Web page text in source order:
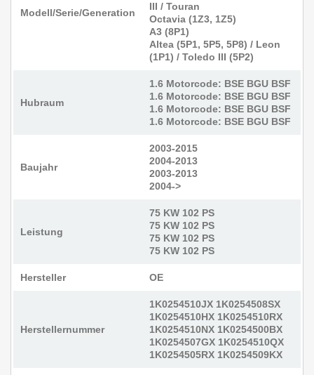
Modell/Serie/Generation
III / Touran
Octavia (1Z3, 1Z5)
A3 (8P1)
Altea (5P1, 5P5, 5P8) / Leon
(1P1) / Toledo III (5P2)
Hubraum
1.6 Motorcode: BSE BGU BSF
1.6 Motorcode: BSE BGU BSF
1.6 Motorcode: BSE BGU BSF
1.6 Motorcode: BSE BGU BSF
Baujahr
2003-2015
2004-2013
2003-2013
2004->
Leistung
75 KW 102 PS
75 KW 102 PS
75 KW 102 PS
75 KW 102 PS
Hersteller OE
Herstellernummer
1K0254510JX 1K0254508SX
1K0254510HX 1K0254510RX
1K0254510NX 1K0254500BX
1K0254507GX 1K0254510QX
1K0254505RX 1K0254509KX